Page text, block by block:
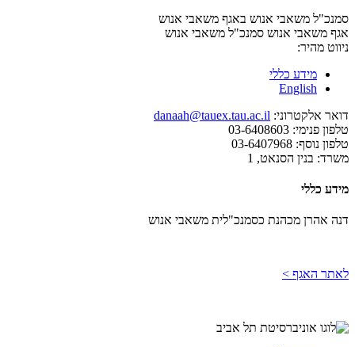
סמנכ"ל משאבי אנוש באגף משאבי אנוש
אגף משאבי אנוש סמנכ"ל משאבי אנוש
ניווט מהיר:
מידע כללי
English
דואר אלקטרוני: danaah@tauex.tau.ac.il
טלפון פנימי:
טלפון נוסף:
משרד: בנין הסנאט, 1
מידע כללי
דנה אהרן מכהנת כסמנכ"לית משאבי אנוש
לאתר האגף >